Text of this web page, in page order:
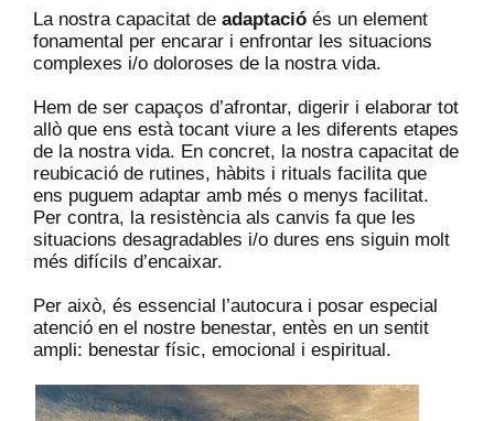
La nostra capacitat de adaptacióés un element
fonamental per encarar i enfrontar les situacions
complexes i/o doloroses de la nostra vida.
Hem de ser capaços d’afrontar, digerir i elaborar tot
allò que ens està tocant viure a les diferents etapes
de la nostra vida. En concret, la nostra capacitat de
reubicació de rutines, hàbits i rituals facilita que
ens puguem adaptar amb més o menys facilitat.
Per contra, la resistència als canvis fa que les
situacions desagradables i/o dures ens siguin molt
més difícils d’encaixar.
Per això, és essencial l’autocura i posar especial
atenció en el nostre benestar, entès en un sentit
ampli: benestar físic, emocional i espiritual.